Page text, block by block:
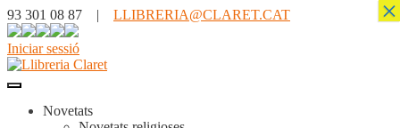
93 301 08 87 | LLIBRERIA@CLARET.CAT
Iniciar sessió
Novetats
×